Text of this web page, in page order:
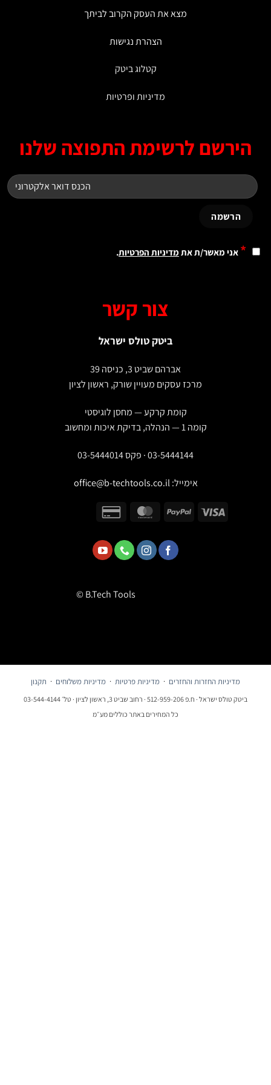
מצא את העסק הקרוב לביתך
הצהרת נגישות
קטלוג ביטק
מדיניות ופרטיות
לרשימת התפוצה שלנו
אני מאשר/ת אתמדיניות הפרטיות.
צור קשר
ביטק טולס ישראל
אברהם שביט 3, כניסה 39
מרכז עסקים מעויין שורק, ראשון לציון
קומת קרקע — מחסן לוגיסטי
03-5444144 · פקס 03-5444014
אימייל:office@b-techtools.co.il
© B.Tech Tools
מדיניות החזרות והחזרים ·מדיניות פרטיות·מדיניות משלוחים·תקנון
ביטק טולס ישראל · ח.פ 512-959-206 · רחוב שביט 3, ראשון לציון · טל׳ 03-544-4144
כל המחירים באתר כוללים מע״מ